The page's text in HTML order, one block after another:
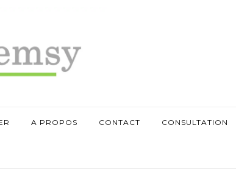
A PROPOS CONTACT CONSULTATION